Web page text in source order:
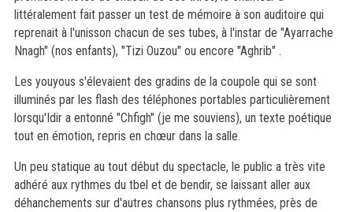
littéralement fait passer un test de mémoire à son auditoire qui
reprenait à l'unisson chacun de ses tubes, à l'instar de "Ayarrache
Nnagh" (nos enfants), "Tizi Ouzou" ou encore "Aghrib" .
Les youyous s'élevaient des gradins de la coupole qui se sont
illuminés par les flash des téléphones portables particulièrement
lorsqu'Idir a entonné "Chfigh" (je me souviens), un texte poétique
tout en émotion, repris en chœur dans la salle.
Un peu statique au tout début du spectacle, le public a très vite
adhéré aux rythmes du tbel et de bendir, se laissant aller aux
déhanchements sur d'autres chansons plus rythmées, près de